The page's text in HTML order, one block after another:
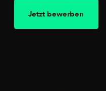
Jetzt bewerben